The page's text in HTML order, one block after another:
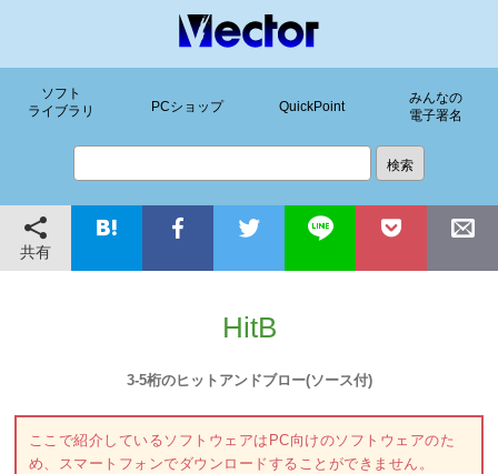
ソフト
ライブラリ
PCショップ QuickPoint
みんなの
電子署名
共有
HitB
3-5桁のヒットアンドブロー(ソース付)
ここで紹介しているソフトウェアはPC向けのソフトウェアのた
め、スマートフォンでダウンロードすることができません。